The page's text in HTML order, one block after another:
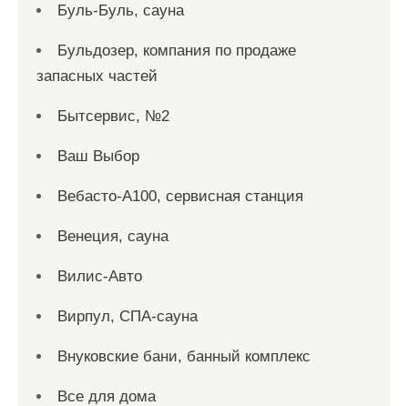
Буль-Буль, сауна
Бульдозер, компания по продаже
запасных частей
Бытсервис, №2
Ваш Выбор
Вебасто-А100, сервисная станция
Венеция, сауна
Вилис-Авто
Вирпул, СПА-сауна
Внуковские бани, банный комплекс
Все для дома